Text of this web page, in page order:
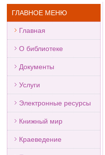
ГЛАВНОЕ МЕНЮ
Главная
О библиотеке
Документы
Услуги
Электронные ресурсы
Книжный мир
Краеведение